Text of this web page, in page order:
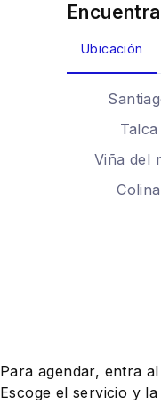
Ubicación
Talca
Viña del
Colina
Para agendar, entra
Escoge el servicio y